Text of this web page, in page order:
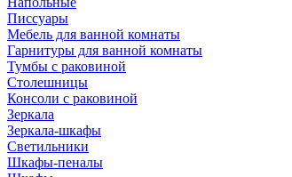
Писсуары
Мебель для ванной комнаты
Гарнитуры для ванной комнаты
Тумбы с раковиной
Столешницы
Консоли с раковиной
Зеркала
Зеркала-шкафы
Светильники
Шкафы-пеналы